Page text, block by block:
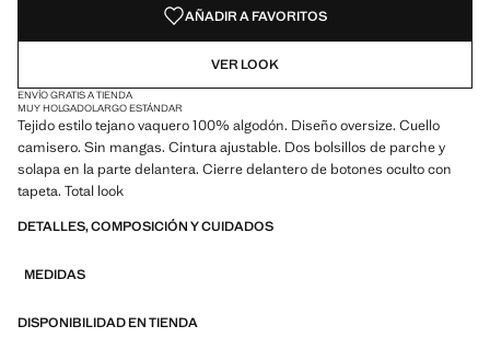
AÑADIR A FAVORITOS
VER LOOK
ENVÍO GRATIS A TIENDA
MUY HOLGADOLARGO ESTÁNDAR
Tejido estilo tejano vaquero 100% algodón. Diseño oversize. Cuello
camisero. Sin mangas. Cintura ajustable. Dos bolsillos de parche y
solapa en la parte delantera. Cierre delantero de botones oculto con
tapeta. Total look
DETALLES, COMPOSICIÓN Y CUIDADOS
MEDIDAS
DISPONIBILIDAD EN TIENDA